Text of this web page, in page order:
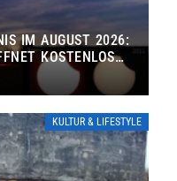
IM AUGUST 2026:
KOSTENLOS
KULTUR & LIFESTYLE